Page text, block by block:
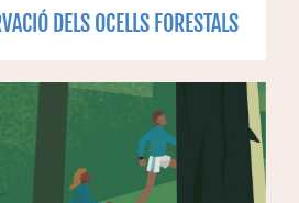
DELS OCELLS FORESTALS